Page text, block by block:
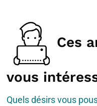
Ces
vous
Quels désirs vous